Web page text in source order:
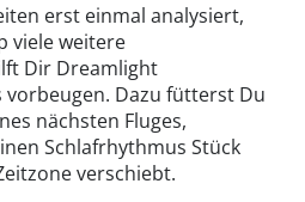
erst einmal analysiert,
viele weitere
Dir Dreamlight
vorbeugen. Dazu fütterst Du
nächsten Fluges,
Schlafrhythmus Stück
verschiebt.